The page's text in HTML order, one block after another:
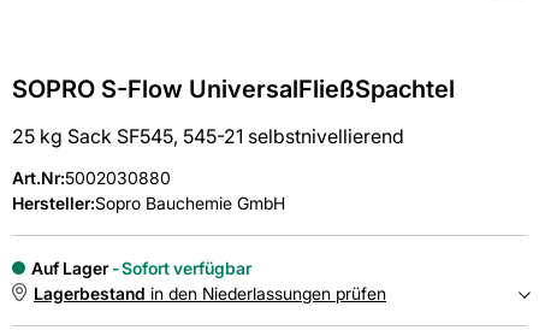
SOPRO S-Flow UniversalFließSpachtel
25 kg Sack SF545, 545-21 selbstnivellierend
Art.Nr:5002030880
Hersteller:Sopro Bauchemie GmbH
Auf Lager
Sofort verfügbar
Lagerbestand in den Niederlassungen prüfen